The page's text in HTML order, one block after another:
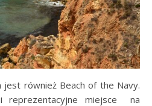
jest również Beach of the Navy.
reprezentacyjne miejsce na